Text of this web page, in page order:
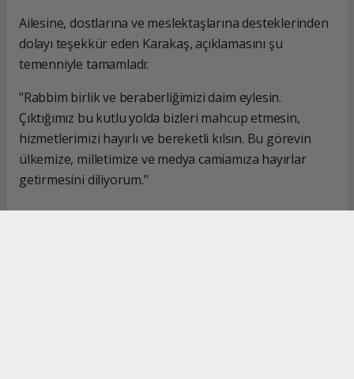
Ailesine, dostlarına ve meslektaşlarına desteklerinden
dolayı teşekkür eden Karakaş, açıklamasını şu
temenniyle tamamladı:
"Rabbim birlik ve beraberliğimizi daim eylesin.
Çıktığımız bu kutlu yolda bizleri mahcup etmesin,
hizmetlerimizi hayırlı ve bereketli kılsın. Bu görevin
ülkemize, milletimize ve medya camiamıza hayırlar
getirmesini diliyorum."